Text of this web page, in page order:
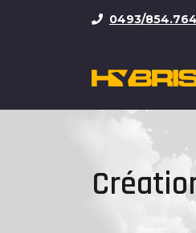
0493/854.764